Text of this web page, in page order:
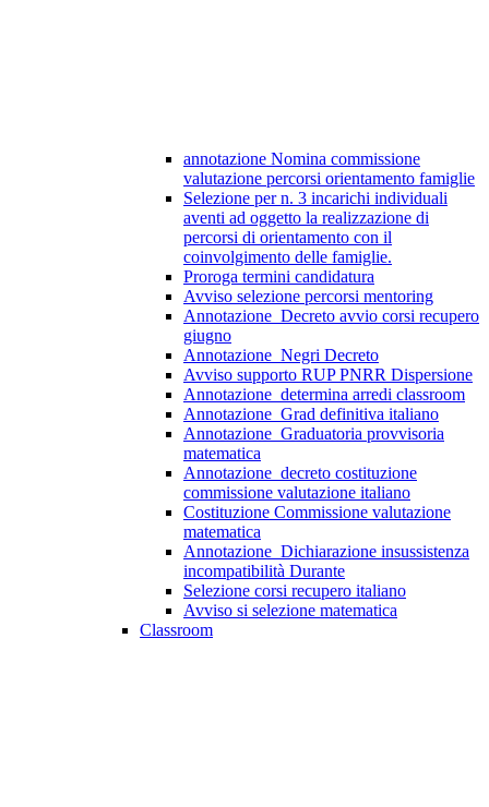
annotazione Nomina commissione
valutazione percorsi orientamento famiglie
Selezione per n. 3 incarichi individuali
aventi ad oggetto la realizzazione di
percorsi di orientamento con il
coinvolgimento delle famiglie.
Proroga termini candidatura
Avviso selezione percorsi mentoring
Annotazione_Decreto avvio corsi recupero
giugno
Annotazione_Negri Decreto
Avviso supporto RUP PNRR Dispersione
Annotazione_determina arredi classroom
Annotazione_Grad definitiva italiano
Annotazione_Graduatoria provvisoria
matematica
Annotazione_decreto costituzione
commissione valutazione italiano
Costituzione Commissione valutazione
matematica
Annotazione_Dichiarazione insussistenza
incompatibilità Durante
Selezione corsi recupero italiano
Avviso si selezione matematica
Classroom